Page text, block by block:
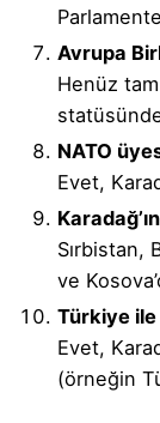
Avrupa
Henüz
NATO
Evet,
Sırbistan,
ve
Türkiye ile
Evet,
(örneğin